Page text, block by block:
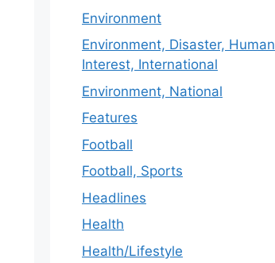
Environment
Environment, Disaster, Human
Interest, International
Environment, National
Features
Football
Football, Sports
Headlines
Health
Health/Lifestyle